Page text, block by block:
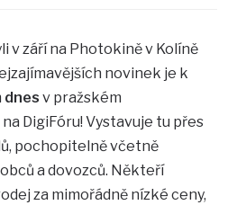
v září na Photokině v Kolíně
novinek je k
dnes v pražském
DigiFóru! Vystavuje tu přes
pochopitelně včetně
a dovozců. Někteří
za mimořádně nízké ceny,